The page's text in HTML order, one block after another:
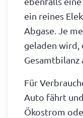
ein reines
Abgase. Je
geladen wird,
Gesamtbilanz
Für
Auto fährt
Ökostrom